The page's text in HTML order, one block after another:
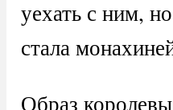
уехать с ним,
стала
Образ